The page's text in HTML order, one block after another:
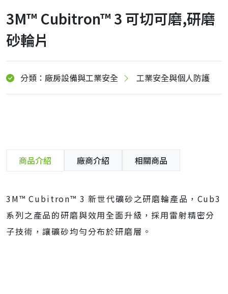
3M™ Cubitron™ 3 可切可磨,研磨
砂輪片
分類：廠房設備與工業安全 工業安全與個人防護
商品介紹 廠商介紹 相關商品
3M™ Cubitron™ 3 新世代礦砂之研磨輪產品，Cub3
系列之產品的研磨與效用全面升級，採用雷射精密分
子技術，讓礦砂均勻分布於研磨層。